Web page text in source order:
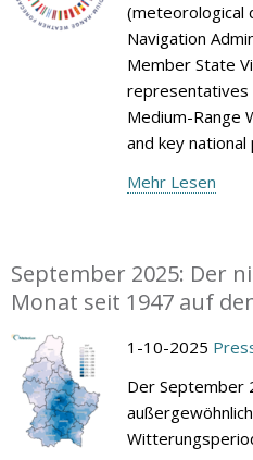
(meteorological
Navigation
Member State
representatives
Medium-Range
and key
Mehr Lesen
September 2025: Der
Monat seit 1947 auf
1-10-2025
Der September